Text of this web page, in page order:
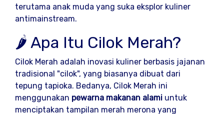
terutama anak muda yang suka eksplor kuliner
antimainstream.
🌶️ Apa Itu Cilok Merah?
Cilok Merah adalah inovasi kuliner berbasis jajanan
tradisional "cilok", yang biasanya dibuat dari
tepung tapioka. Bedanya, Cilok Merah ini
menggunakan pewarna makanan alami untuk
menciptakan tampilan merah merona yang